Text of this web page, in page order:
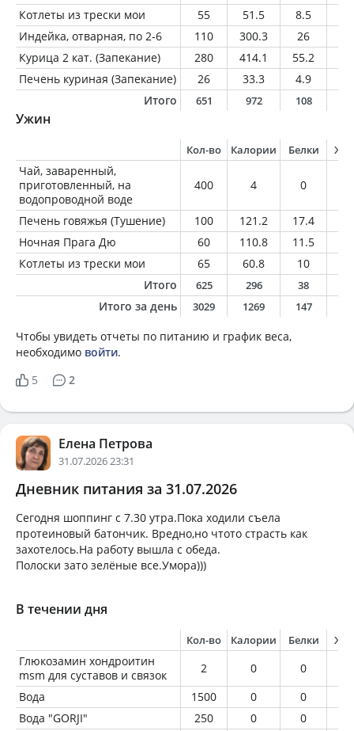
Котлеты из трески мои
55 51.5 8.5
Индейка, отварная, по 2-6
110 300.3 26
Курица 2 кат. (Запекание)
280 414.1 55.2
Печень куриная (Запекание)
26 33.3 4.9
Итого
651 972 108
Ужин
Кол-во Калории Белки
Чай, заваренный,
приготовленный, на
водопроводной воде
400 4 0
Печень говяжья (Тушение) 100 121.2 17.4
Ночная Прага Дю
60 110.8 11.5
Котлеты из трески мои
65 60.8 10
Итого
625 296 38
Итого за день 3029 1269 147
Чтобы увидеть отчеты по питанию и график веса,
необходимо войти.
5
2
Елена Петрова
31.07.2026 23:31
Дневник питания за 31.07.2026
Сегодня шоппинг с 7.30 утра.Пока ходили съела
протеиновый батончик. Вредно,но чтото страсть как
захотелось.На работу вышла с обеда.
Полоски зато зелёные все.Умора)))
В течении дня
Кол-во Калории Белки
Глюкозамин хондроитин
msm для суставов и связок
2 0 0
Вода
1500 0 0
Вода "GORJI"
250 0 0